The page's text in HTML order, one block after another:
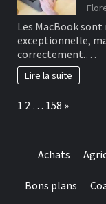
Les MacBook
exceptionnelle,
correctement.…
Lire la suite
Page:
1 2 … 158 Next
»
Achats
Bons plans